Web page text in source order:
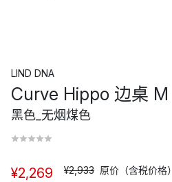
LIND DNA
Curve Hippo 边桌 M
黑色_无烟煤色
¥2,269 ¥2,933 原价（含税价格）